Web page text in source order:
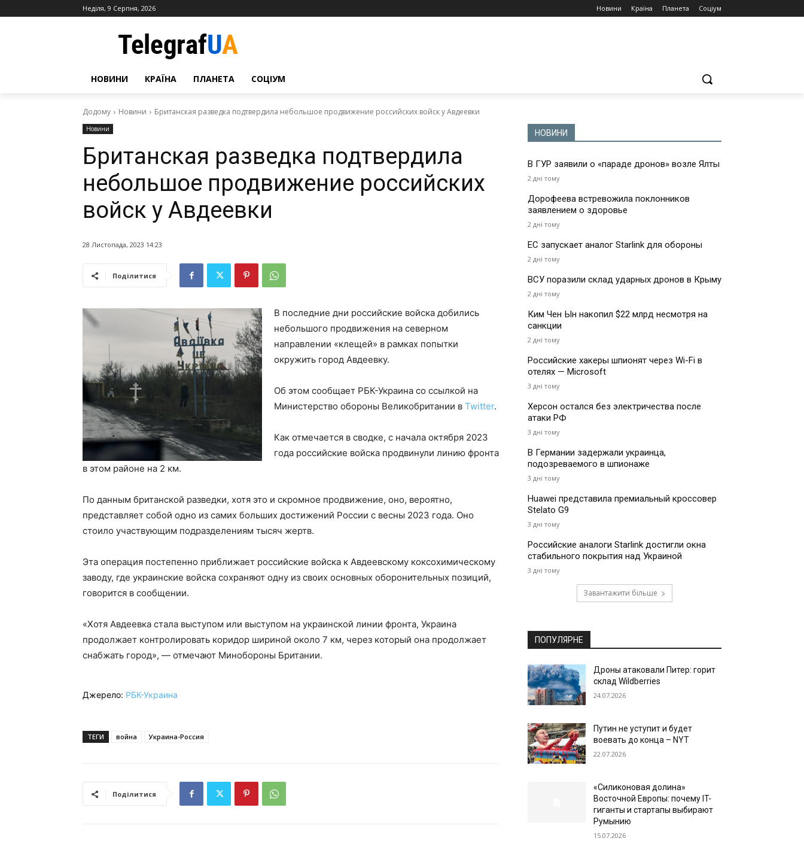
Неділя, 9 Серпня, 2026 Новини Країна Планета Соціум
НОВИНИ КРАЇНА ПЛАНЕТА СОЦІУМ
Додому Новини Британская разведка подтвердила небольшое продвижение российских войск у Авдеевки
Новини
Британская разведка подтвердила
небольшое продвижение российских
войск у Авдеевки
28 Листопада, 2023 14:23
Поділитися
В последние дни российские войска добились
небольшого продвижения на северном
направлении «клещей» в рамках попытки
окружить город Авдеевку.
Об этом сообщает РБК-Украина со ссылкой на
Министерство обороны Великобритании в Twitter.
Как отмечается в сводке, с начала октября 2023
года российские войска продвинули линию фронта
в этом районе на 2 км.
По данным британской разведки, хотя это и скромное продвижение, оно, вероятно,
представляет собой одно из самих больших достижений России с весны 2023 года. Оно
стоило участвующим подразделениям тысяч жертв.
Эта операция постепенно приближает российские войска к Авдеевскому коксохимическому
заводу, где украинские войска сохраняют одну из своих основных оборонительных позиций,
говорится в сообщении.
«Хотя Авдеевка стала выступом или выступом на украинской линии фронта, Украина
продолжает контролировать коридор шириной около 7 км, через который она продолжает
снабжать город», — отмечают Минобороны Британии.
Джерело: РБК-Украина
ТЕГИ война Украина-Россия
Поділитися
НОВИНИ
В ГУР заявили о «параде дронов» возле Ялты
2 дні тому
Дорофеева встревожила поклонников
заявлением о здоровье
2 дні тому
ЕС запускает аналог Starlink для обороны
2 дні тому
ВСУ поразили склад ударных дронов в Крыму
2 дні тому
Ким Чен Ын накопил $22 млрд несмотря на
санкции
2 дні тому
Российские хакеры шпионят через Wi-Fi в
отелях — Microsoft
3 дні тому
Херсон остался без электричества после
атаки РФ
3 дні тому
В Германии задержали украинца,
подозреваемого в шпионаже
3 дні тому
Huawei представила премиальный кроссовер
Stelato G9
3 дні тому
Российские аналоги Starlink достигли окна
стабильного покрытия над Украиной
3 дні тому
Завантажити більше
ПОПУЛЯРНЕ
Дроны атаковали Питер: горит
склад Wildberries
24.07.2026
Путин не уступит и будет
воевать до конца – NYT
22.07.2026
«Силиконовая долина»
Восточной Европы: почему IT-
гиганты и стартапы выбирают
Румынию
15.07.2026